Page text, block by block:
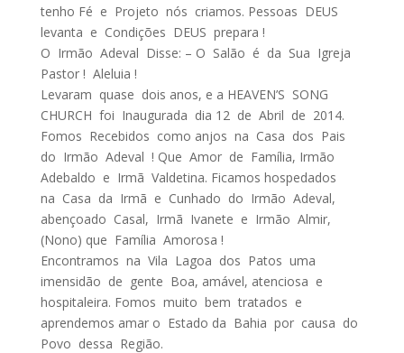
tenho Fé e Projeto nós criamos. Pessoas DEUS
levanta e Condições DEUS prepara !
O Irmão Adeval Disse: – O Salão é da Sua Igreja
Pastor ! Aleluia !
Levaram quase dois anos, e a HEAVEN’S SONG
CHURCH foi Inaugurada dia 12 de Abril de 2014.
Fomos Recebidos como anjos na Casa dos Pais
do Irmão Adeval ! Que Amor de Família, Irmão
Adebaldo e Irmã Valdetina. Ficamos hospedados
na Casa da Irmã e Cunhado do Irmão Adeval,
abençoado Casal, Irmã Ivanete e Irmão Almir,
(Nono) que Família Amorosa !
Encontramos na Vila Lagoa dos Patos uma
imensidão de gente Boa, amável, atenciosa e
hospitaleira. Fomos muito bem tratados e
aprendemos amar o Estado da Bahia por causa do
Povo dessa Região.